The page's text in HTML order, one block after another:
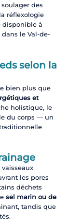
des
réflexologie
disponible à
le Val-de-
selon la
bien plus que
et
holistique, le
du corps — un
les pores
déchets
sel marin ou de
tandis que